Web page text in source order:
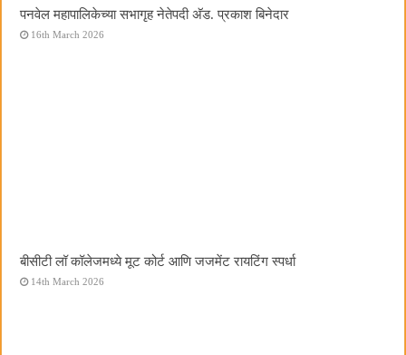
पनवेल महापालिकेच्या सभागृह नेतेपदी अ‍ॅड. प्रकाश बिनेदार
16th March 2026
बीसीटी लॉ कॉलेजमध्ये मूट कोर्ट आणि जजमेंट रायटिंग स्पर्धा
14th March 2026